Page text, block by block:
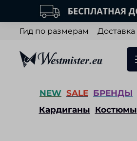
Гид по размерам Доставка
NEW SALE БРЕНДЫ
Кардиганы Костюмы